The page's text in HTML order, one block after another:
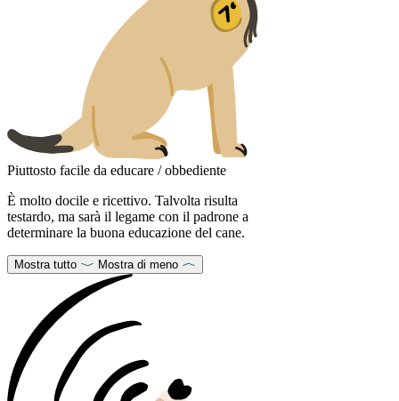
Piuttosto facile da educare / obbediente
È molto docile e ricettivo. Talvolta risulta
testardo, ma sarà il legame con il padrone a
determinare la buona educazione del cane.
Mostra tutto Mostra di meno